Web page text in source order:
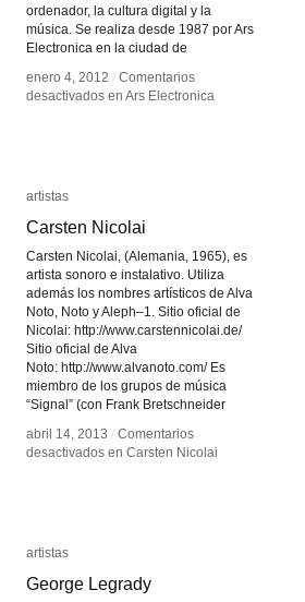
ordenador, la cultura digital y la
música. Se realiza desde 1987 por Ars
Electronica en la ciudad de
enero 4, 2012 / Comentarios
desactivados en Ars Electronica
enero 4, 2012 / Comentarios
desactivados en Ars Electronica
artistas
Carsten Nicolai
Carsten Nicolai, (Alemania, 1965), es
artista sonoro e instalativo. Utiliza
además los nombres artísticos de Alva
Noto, Noto y Aleph–1. Sitio oficial de
Nicolai: http://www.carstennicolai.de/
Sitio oficial de Alva
Noto: http://www.alvanoto.com/ Es
miembro de los grupos de música
“Signal” (con Frank Bretschneider
abril 14, 2013 / Comentarios
desactivados en Carsten Nicolai
artistas
Carsten Nicolai
abril 14, 2013 / Comentarios
desactivados en Carsten Nicolai
artistas
George Legrady
artistas
George Legrady